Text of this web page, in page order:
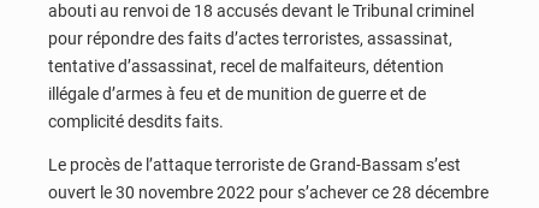
abouti au renvoi de 18 accusés devant le Tribunal criminel
pour répondre des faits d’actes terroristes, assassinat,
tentative d’assassinat, recel de malfaiteurs, détention
illégale d’armes à feu et de munition de guerre et de
complicité desdits faits.
Le procès de l’attaque terroriste de Grand-Bassam s’est
ouvert le 30 novembre 2022 pour s’achever ce 28 décembre